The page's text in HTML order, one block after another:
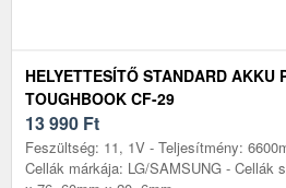
HELYETTESÍTŐ STANDARD AKKU
TOUGHBOOK CF-29
13 990 Ft
Feszültség: 11, 1V - Teljesítmény:
Cellák márkája: LG/SAMSUNG - Cellák